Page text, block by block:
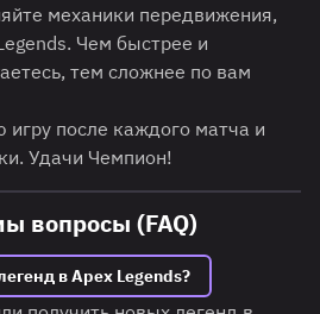
механики передвижения,
Чем быстрее и
тем сложнее по вам
игру после каждого матча и
Удачи Чемпион!
вопросы (FAQ)
в Apex Legends?